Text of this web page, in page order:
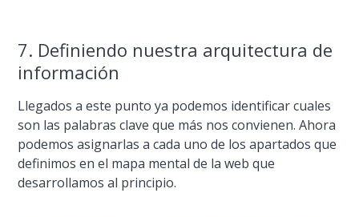
7. Definiendo nuestra arquitectura de
información
Llegados a este punto ya podemos identificar cuales
son las palabras clave que más nos convienen. Ahora
podemos asignarlas a cada uno de los apartados que
definimos en el mapa mental de la web que
desarrollamos al principio.